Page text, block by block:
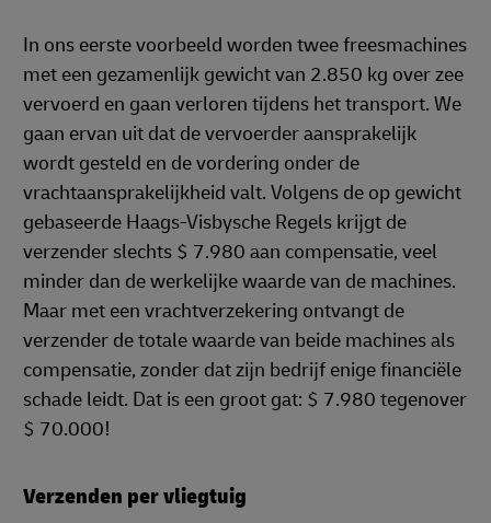
In ons eerste voorbeeld worden twee freesmachines
met een gezamenlijk gewicht van 2.850 kg over zee
vervoerd en gaan verloren tijdens het transport. We
gaan ervan uit dat de vervoerder aansprakelijk
wordt gesteld en de vordering onder de
vrachtaansprakelijkheid valt. Volgens de op gewicht
gebaseerde Haags-Visbysche Regels krijgt de
verzender slechts $ 7.980 aan compensatie, veel
minder dan de werkelijke waarde van de machines.
Maar met een vrachtverzekering ontvangt de
verzender de totale waarde van beide machines als
compensatie, zonder dat zijn bedrijf enige financiële
schade leidt. Dat is een groot gat: $ 7.980 tegenover
$ 70.000!
Verzenden per vliegtuig